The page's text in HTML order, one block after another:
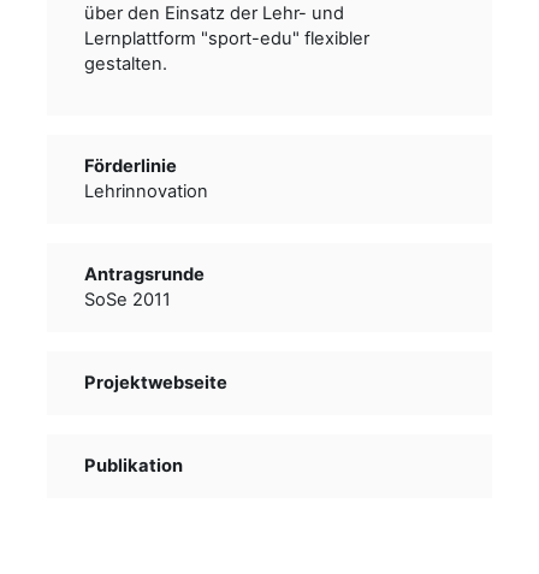
über den Einsatz der Lehr- und
Lernplattform "sport-edu" flexibler
gestalten.
Förderlinie
Lehrinnovation
Antragsrunde
SoSe 2011
Projektwebseite
Publikation